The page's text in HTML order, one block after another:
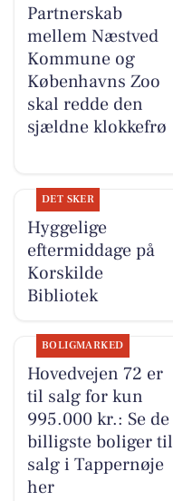
Partnerskab
mellem Næstved
Kommune og
Københavns Zoo
skal redde den
sjældne klokkefrø
DET SKER
Hyggelige
eftermiddage på
Korskilde
Bibliotek
BOLIGMARKED
Hovedvejen 72 er
til salg for kun
995.000 kr.: Se de
billigste boliger til
salg i Tappernøje
her